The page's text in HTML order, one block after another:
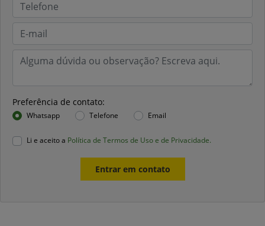
Preferência de contato:
Whatsapp Telefone Email
Li e aceito a Política de Termos de Uso e de Privacidade.
Entrar em contato